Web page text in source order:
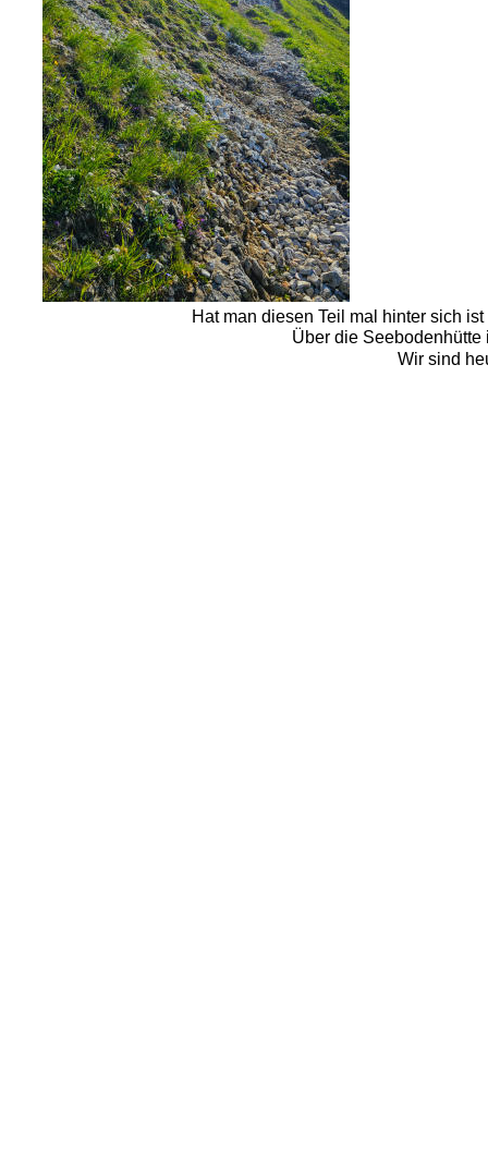
Hat man diesen Teil mal hinter sich
Über die
Wir sind